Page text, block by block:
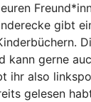
gibt
kann gerne
ihr also
gelesen